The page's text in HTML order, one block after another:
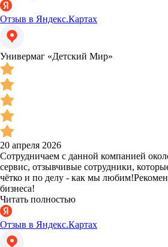
Отзыв в Яндекс.Картах
Универмаг «Детский Мир»
20 апреля 2026
Сотрудничаем с данной компанией
сервис, отзывчивые сотрудники,
чётко и по делу - как мы
бизнеса!
Читать полностью
Отзыв в Яндекс.Картах